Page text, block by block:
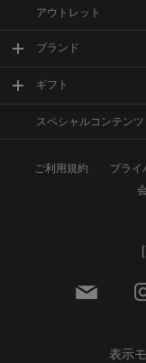
アウトレット
ブランド
ギフト
スペシャルコンテンツ
ご利用規約 プライ
[
表示